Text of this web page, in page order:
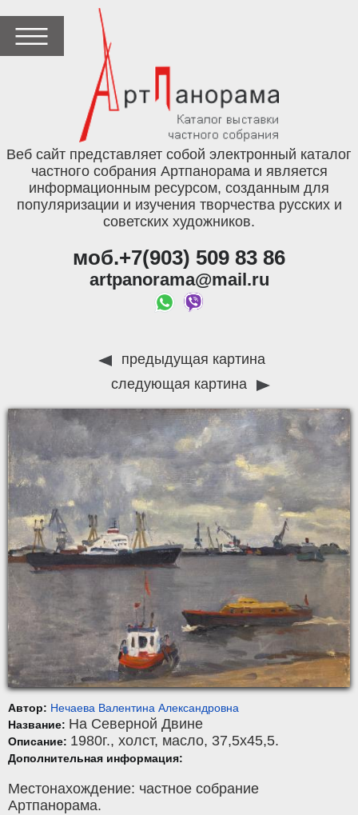
Веб сайт представляет собой электронный каталог
частного собрания Артпанорама и является
информационным ресурсом, созданным для
популяризации и изучения творчества русских и
советских художников.
моб.+7(903) 509 83 86
artpanorama@mail.ru
предыдущая картина
следующая картина
Автор: Нечаева Валентина Александровна
Название: На Северной Двине
Описание: 1980г., холст, масло, 37,5x45,5.
Дополнительная информация:
Местонахождение: частное собрание
Артпанорама.